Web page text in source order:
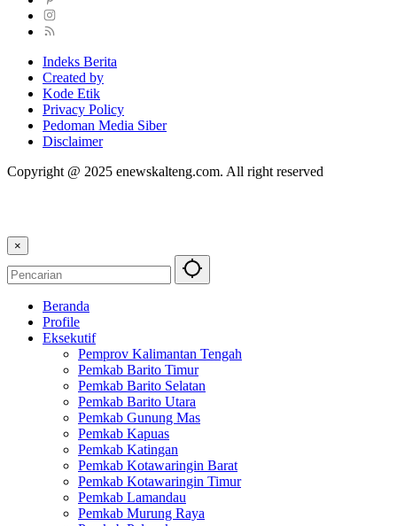
Indeks Berita
Created by
Kode Etik
Privacy Policy
Pedoman Media Siber
Disclaimer
Copyright @ 2025 enewskalteng.com. All right reserved
×
Beranda
Profile
Eksekutif
Pemprov Kalimantan Tengah
Pemkab Barito Timur
Pemkab Barito Selatan
Pemkab Barito Utara
Pemkab Gunung Mas
Pemkab Kapuas
Pemkab Katingan
Pemkab Kotawaringin Barat
Pemkab Kotawaringin Timur
Pemkab Lamandau
Pemkab Murung Raya